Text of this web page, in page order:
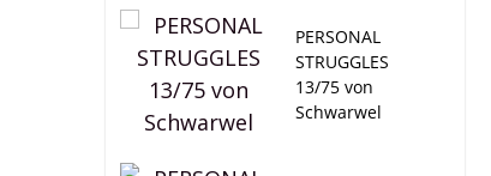
PERSONAL
STRUGGLES
13/75 von
Schwarwel